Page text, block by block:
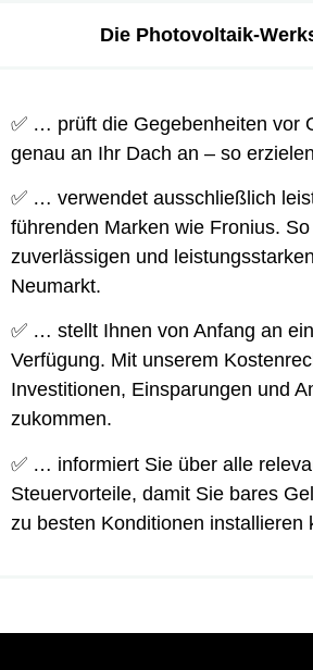
Die Photovoltaik-
✅ … prüft die Gegebenheiten vor
genau an Ihr Dach an – so
✅ … verwendet ausschließlich
führenden Marken wie Fronius.
zuverlässigen und
Neumarkt.
✅ … stellt Ihnen von Anfang an
Verfügung. Mit unserem
Investitionen, Einsparungen und
zukommen.
✅ … informiert Sie über alle
Steuervorteile, damit Sie bares
zu besten Konditionen installieren